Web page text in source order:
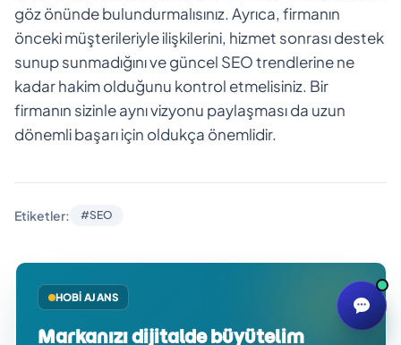
göz önünde bulundurmalısınız. Ayrıca, firmanın
önceki müşterileriyle ilişkilerini, hizmet sonrası destek
sunup sunmadığını ve güncel SEO trendlerine ne
kadar hakim olduğunu kontrol etmelisiniz. Bir
firmanın sizinle aynı vizyonu paylaşması da uzun
dönemli başarı için oldukça önemlidir.
Etiketler: #SEO
HOBI AJANS
Markanızı dijitalde büyütelim